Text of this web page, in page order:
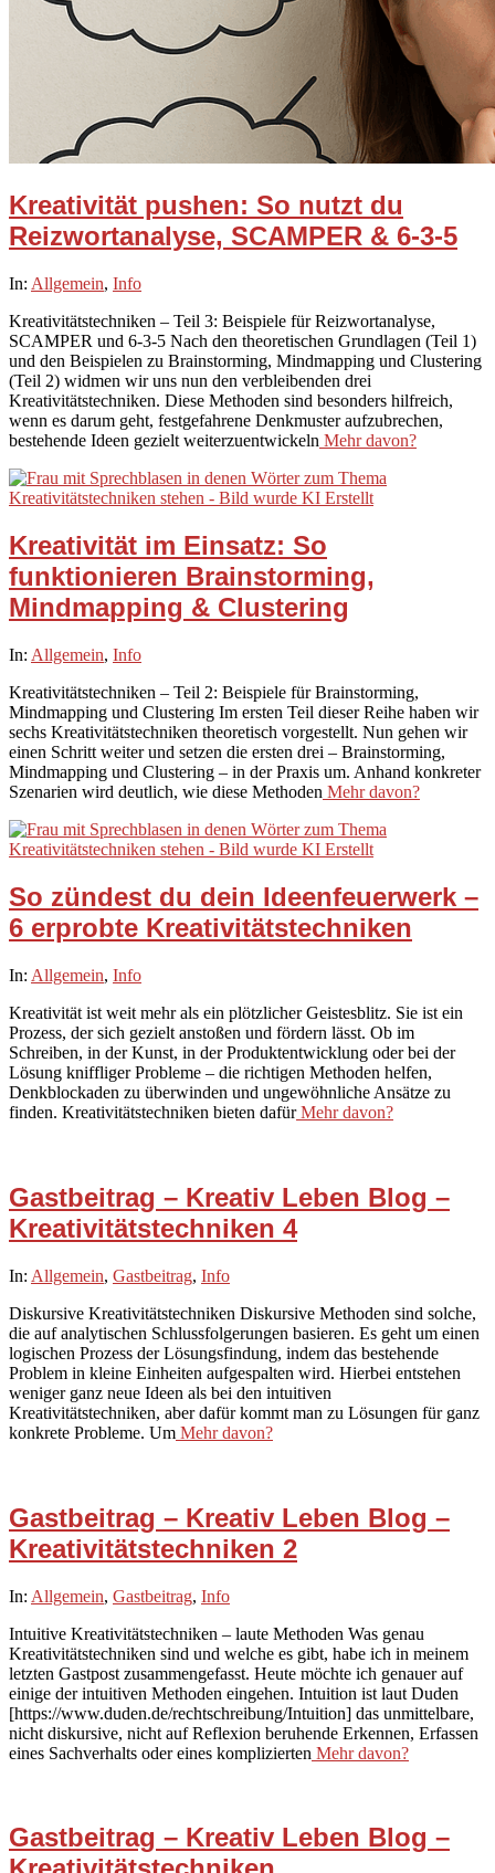
Kreativität pushen: So nutzt du
Reizwortanalyse, SCAMPER & 6-3-5
2025-
29
In: Allgemein, Info
Kreativitätstechniken – Teil 3: Beispiele für Reizwortanalyse,
SCAMPER und 6-3-5 Nach den theoretischen Grundlagen (Teil 1)
und den Beispielen zu Brainstorming, Mindmapping und Clustering
(Teil 2) widmen wir uns nun den verbleibenden drei
Kreativitätstechniken. Diese Methoden sind besonders hilfreich,
wenn es darum geht, festgefahrene Denkmuster aufzubrechen,
bestehende Ideen gezielt weiterzuentwickeln Mehr davon?
Kreativität im Einsatz: So
funktionieren Brainstorming,
Mindmapping & Clustering
2025-
25
In: Allgemein, Info
Kreativitätstechniken – Teil 2: Beispiele für Brainstorming,
Mindmapping und Clustering Im ersten Teil dieser Reihe haben wir
sechs Kreativitätstechniken theoretisch vorgestellt. Nun gehen wir
einen Schritt weiter und setzen die ersten drei – Brainstorming,
Mindmapping und Clustering – in der Praxis um. Anhand konkreter
Szenarien wird deutlich, wie diese Methoden Mehr davon?
So zündest du dein Ideenfeuerwerk –
6 erprobte Kreativitätstechniken
2025-
22
In: Allgemein, Info
Kreativität ist weit mehr als ein plötzlicher Geistesblitz. Sie ist ein
Prozess, der sich gezielt anstoßen und fördern lässt. Ob im
Schreiben, in der Kunst, in der Produktentwicklung oder bei der
Lösung kniffliger Probleme – die richtigen Methoden helfen,
Denkblockaden zu überwinden und ungewöhnliche Ansätze zu
finden. Kreativitätstechniken bieten dafürMehr davon?
Gastbeitrag – Kreativ Leben Blog –
Kreativitätstechniken 4
2021-
07
In: Allgemein, Gastbeitrag, Info
Diskursive Kreativitätstechniken Diskursive Methoden sind solche,
die auf analytischen Schlussfolgerungen basieren. Es geht um einen
logischen Prozess der Lösungsfindung, indem das bestehende
Problem in kleine Einheiten aufgespalten wird. Hierbei entstehen
weniger ganz neue Ideen als bei den intuitiven
Kreativitätstechniken, aber dafür kommt man zu Lösungen für ganz
konkrete Probleme. Um Mehr davon?
Gastbeitrag – Kreativ Leben Blog –
Kreativitätstechniken 2
2021-
21
In: Allgemein, Gastbeitrag, Info
Intuitive Kreativitätstechniken – laute Methoden Was genau
Kreativitätstechniken sind und welche es gibt, habe ich in meinem
letzten Gastpost zusammengefasst. Heute möchte ich genauer auf
einige der intuitiven Methoden eingehen. Intuition ist laut Duden
[https://www.duden.de/rechtschreibung/Intuition] das unmittelbare,
nicht diskursive, nicht auf Reflexion beruhende Erkennen, Erfassen
eines Sachverhalts oder eines komplizierten Mehr davon?
Gastbeitrag – Kreativ Leben Blog –